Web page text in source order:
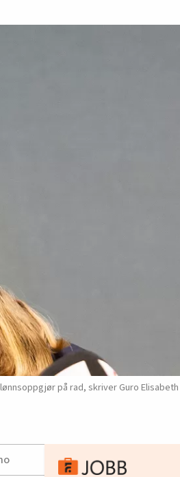
på rad, skriver Guro Elisabeth